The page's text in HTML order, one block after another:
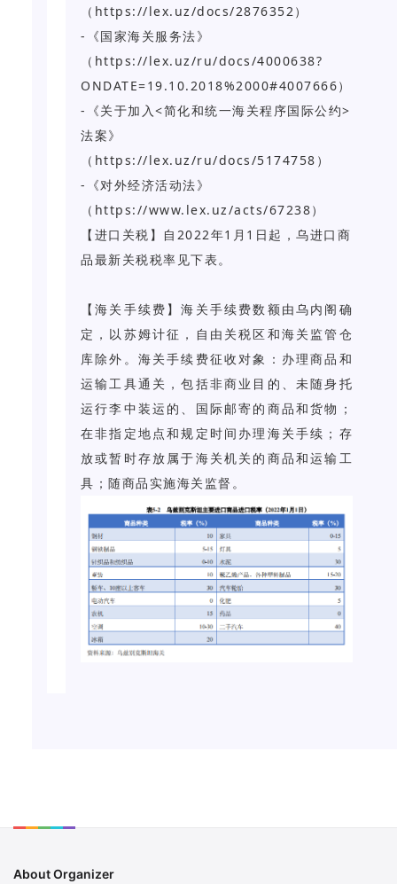
（https://lex.uz/docs/2876352）
-《国家海关服务法》
（https://lex.uz/ru/docs/4000638?
ONDATE=19.10.2018%2000#4007666）
-《关于加入<简化和统一海关程序国际公约>
法案》
（https://lex.uz/ru/docs/5174758）
-《对外经济活动法》
（https://www.lex.uz/acts/67238）
【进口关税】自2022年1月1日起，乌进口商
品最新关税税率见下表。
【海关手续费】海关手续费数额由乌内阁确
定，以苏姆计征，自由关税区和海关监管仓
库除外。海关手续费征收对象：办理商品和
运输工具通关，包括非商业目的、未随身托
运行李中装运的、国际邮寄的商品和货物；
在非指定地点和规定时间办理海关手续；存
放或暂时存放属于海关机关的商品和运输工
具；随商品实施海关监督。
About Organizer